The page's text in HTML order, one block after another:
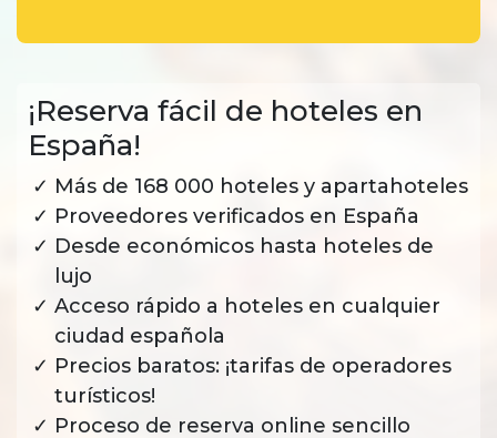
¡Reserva fácil de hoteles en
España!
Más de 168 000 hoteles y apartahoteles
Proveedores verificados en España
Desde económicos hasta hoteles de
lujo
Acceso rápido a hoteles en cualquier
ciudad española
Precios baratos: ¡tarifas de operadores
turísticos!
Proceso de reserva online sencillo